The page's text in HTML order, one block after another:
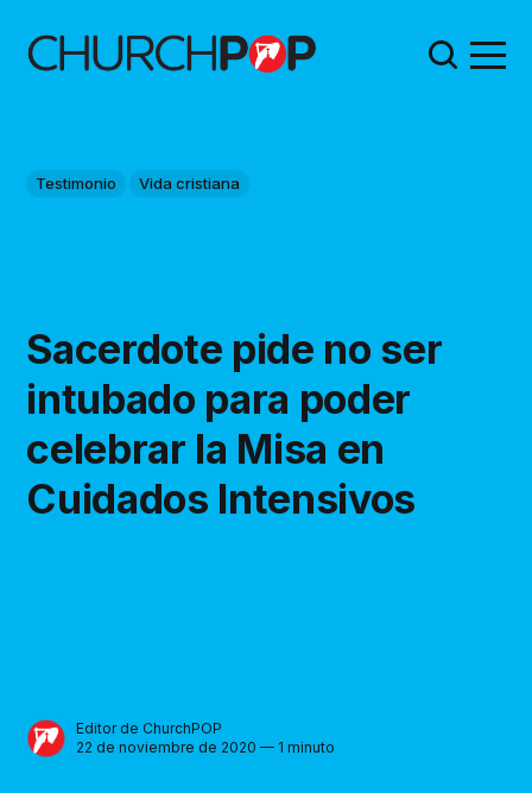
Testimonio Vida cristiana
Sacerdote pide no ser
intubado para poder
celebrar la Misa en
Cuidados Intensivos
Editor de ChurchPOP
22 de noviembre de 2020 — 1 minuto